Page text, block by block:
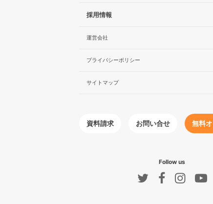
採用情報
運営会社
プライバシーポリシー
サイトマップ
資料請求 お問い合せ 無料
Follow us